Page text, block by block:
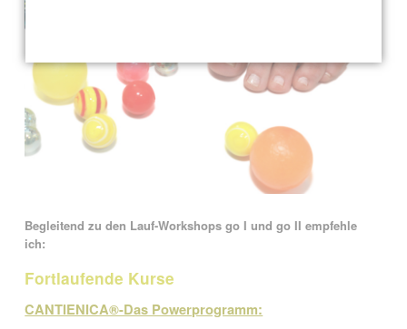
Begleitend zu den Lauf-Workshops go I und go II empfehle
ich:
Fortlaufende Kurse
CANTIENICA®-Das Powerprogramm: